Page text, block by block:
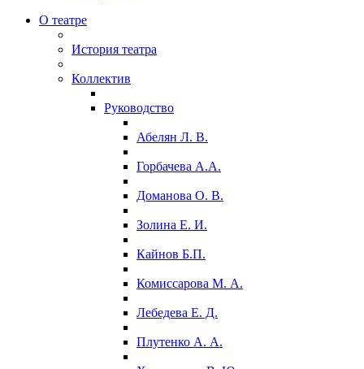
О театре
История театра
Коллектив
Руководство
Абелян Л. В.
Горбачева А.А.
Доманова О. В.
Золина Е. И.
Кайнов Б.П.
Комиссарова М. А.
Лебедева Е. Д.
Плутенко А. А.